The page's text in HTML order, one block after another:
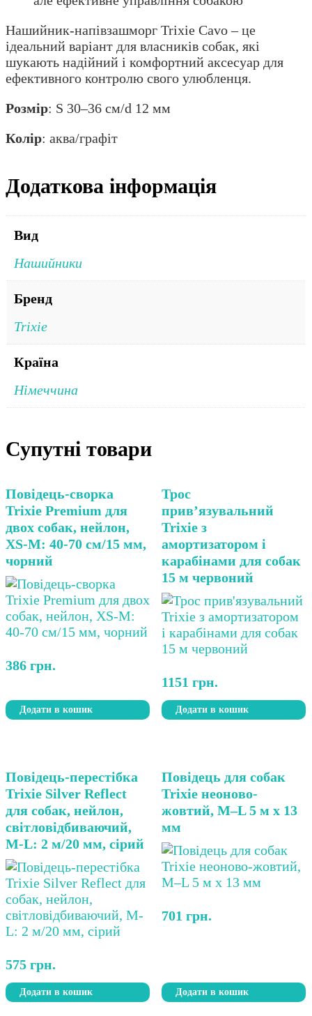
Нашийник-напівзашморг Trixie Cavo – це
ідеальний варіант для власників собак, які
шукають надійний і комфортний аксесуар для
ефективного контролю свого улюбленця.
Розмір: S 30–36 см/d 12 мм
Колір: аква/графіт
Додаткова інформація
Вид
Нашийники
Бренд
Trixie
Країна
Німеччина
Супутні товари
Повідець-сворка
Trixie Premium для
двох собак, нейлон,
XS-M: 40-70 см/15 мм,
чорний
386 грн.
Додати в кошик
Трос
прив’язувальний
Trixie з
амортизатором і
карабінами для собак
15 м червоний
1151 грн.
Додати в кошик
Повідець-перестібка
Trixie Silver Reflect
для собак, нейлон,
світловідбиваючий,
M-L: 2 м/20 мм, сірий
575 грн.
Додати в кошик
Повідець для собак
Trixie неоново-
жовтий, M–L 5 м х 13
мм
701 грн.
Додати в кошик